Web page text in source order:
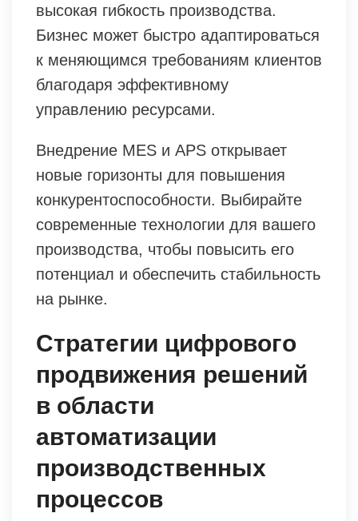
высокая гибкость производства.
Бизнес может быстро адаптироваться
к меняющимся требованиям клиентов
благодаря эффективному
управлению ресурсами.
Внедрение MES и APS открывает
новые горизонты для повышения
конкурентоспособности. Выбирайте
современные технологии для вашего
производства, чтобы повысить его
потенциал и обеспечить стабильность
на рынке.
Стратегии цифрового
продвижения решений
в области
автоматизации
производственных
процессов